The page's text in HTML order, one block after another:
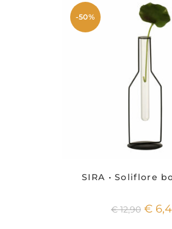
-50%
SIRA • Soliflore
€12,90 €